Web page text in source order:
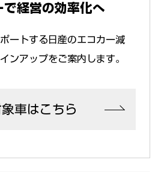
で経営の効率化へ
ートする日産のエコカー減
ンアップをご案内します。
車はこちら